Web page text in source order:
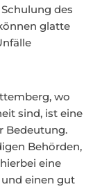
des
glatte
wo
sind, ist eine
Bedeutung.
Behörden,
eine
einen gut